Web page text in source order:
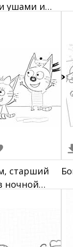
ушами и
старший
ночной